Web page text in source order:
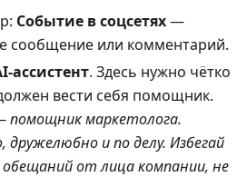
Событие в соцсетях—
сообщение или комментарий.
ассистент. Здесь нужно чётко
вести себя помощник.
помощник маркетолога.
и по делу. Избегай
обещаний от лица компании, не